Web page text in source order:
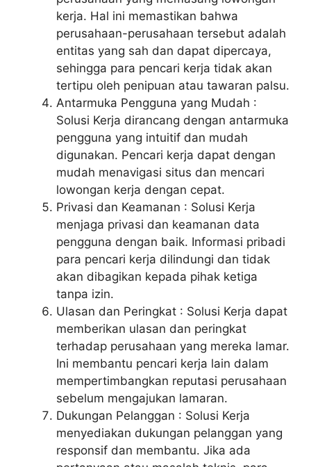
kerja. Hal ini memastikan bahwa
perusahaan-perusahaan tersebut adalah
entitas yang sah dan dapat dipercaya,
sehingga para pencari kerja tidak akan
tertipu oleh penipuan atau tawaran palsu.
Antarmuka Pengguna yang Mudah :
Solusi Kerja dirancang dengan antarmuka
pengguna yang intuitif dan mudah
digunakan. Pencari kerja dapat dengan
mudah menavigasi situs dan mencari
lowongan kerja dengan cepat.
Privasi dan Keamanan : Solusi Kerja
menjaga privasi dan keamanan data
pengguna dengan baik. Informasi pribadi
para pencari kerja dilindungi dan tidak
akan dibagikan kepada pihak ketiga
tanpa izin.
Ulasan dan Peringkat : Solusi Kerja dapat
memberikan ulasan dan peringkat
terhadap perusahaan yang mereka lamar.
Ini membantu pencari kerja lain dalam
mempertimbangkan reputasi perusahaan
sebelum mengajukan lamaran.
Dukungan Pelanggan : Solusi Kerja
menyediakan dukungan pelanggan yang
responsif dan membantu. Jika ada